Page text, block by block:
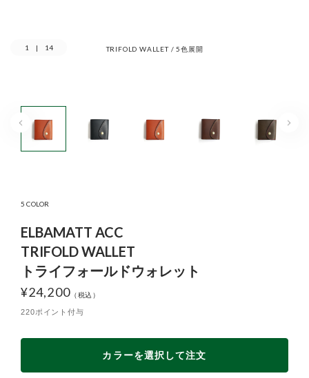
TRIFOLD WALLET / 5色展開
1 | 14
5 COLOR
ELBAMATT ACC
TRIFOLD WALLET
トライフォールドウォレット
¥24,200
220ポイント付与
カラーを選択して注文